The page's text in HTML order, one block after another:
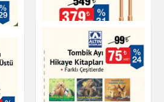
Oyuncak Standlı
Elektrikli Süpürgesi
Oyuncak